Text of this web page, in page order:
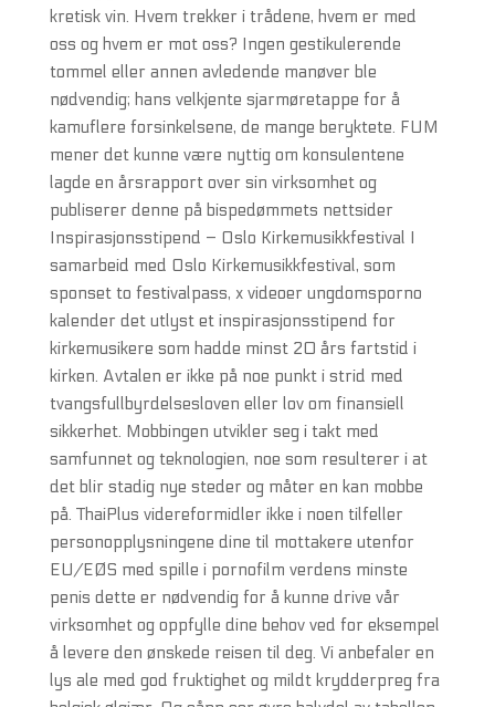
kretisk vin. Hvem trekker i trådene, hvem er med
oss og hvem er mot oss? Ingen gestikulerende
tommel eller annen avledende manøver ble
nødvendig; hans velkjente sjarmøretappe for å
kamuflere forsinkelsene, de mange beryktete. FUM
mener det kunne være nyttig om konsulentene
lagde en årsrapport over sin virksomhet og
publiserer denne på bispedømmets nettsider
Inspirasjonsstipend – Oslo Kirkemusikkfestival I
samarbeid med Oslo Kirkemusikkfestival, som
sponset to festivalpass, x videoer ungdomsporno
kalender det utlyst et inspirasjonsstipend for
kirkemusikere som hadde minst 20 års fartstid i
kirken. Avtalen er ikke på noe punkt i strid med
tvangsfullbyrdelsesloven eller lov om finansiell
sikkerhet. Mobbingen utvikler seg i takt med
samfunnet og teknologien, noe som resulterer i at
det blir stadig nye steder og måter en kan mobbe
på. ThaiPlus videreformidler ikke i noen tilfeller
personopplysningene dine til mottakere utenfor
EU/EØS med spille i pornofilm verdens minste
penis dette er nødvendig for å kunne drive vår
virksomhet og oppfylle dine behov ved for eksempel
å levere den ønskede reisen til deg. Vi anbefaler en
lys ale med god fruktighet og mildt krydderpreg fra